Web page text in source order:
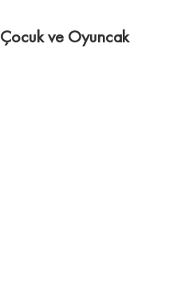
Çocuk ve Oyuncak